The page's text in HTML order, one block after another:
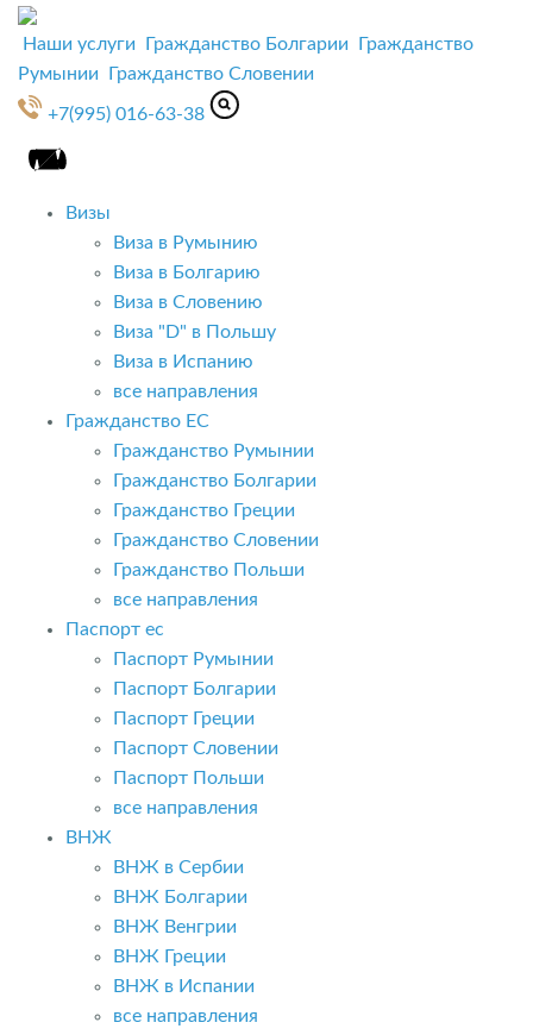
Наши услуги Гражданство Болгарии
Гражданство
Румынии
Гражданство Словении
+7(995) 016-63-38
Визы
Виза в Румынию
Виза в Болгарию
Виза в Словению
Виза "D" в Польшу
Виза в Испанию
все направления
Гражданство ЕС
Гражданство Румынии
Гражданство Болгарии
Гражданство Греции
Гражданство Словении
Гражданство Польши
все направления
Паспорт ес
Паспорт Румынии
Паспорт Болгарии
Паспорт Греции
Паспорт Словении
Паспорт Польши
все направления
ВНЖ
ВНЖ в Сербии
ВНЖ Болгарии
ВНЖ Венгрии
ВНЖ Греции
ВНЖ в Испании
все направления